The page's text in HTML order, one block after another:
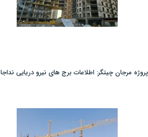
پروژه مرجان چیتگر: اطلاعات برج های نیرو دریایی نداجا